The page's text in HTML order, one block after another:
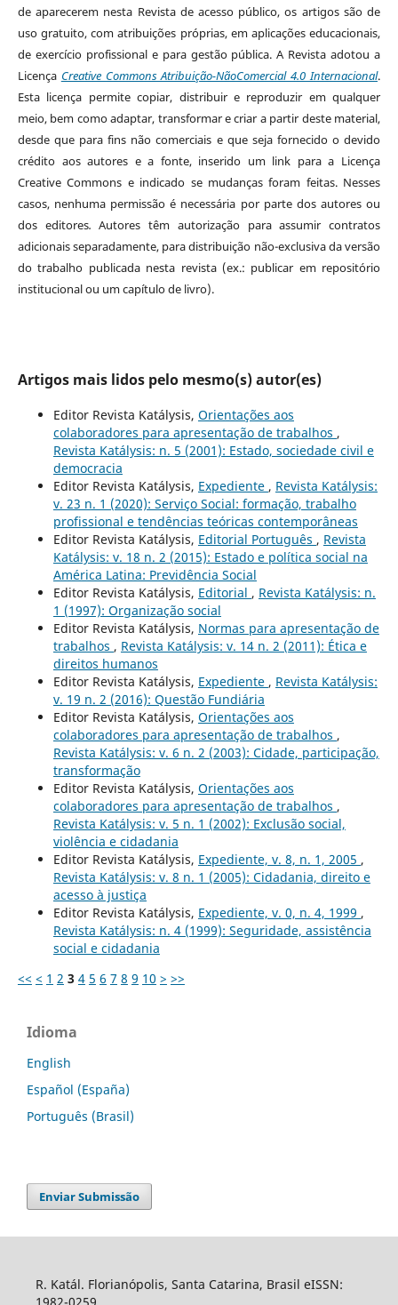
de aparecerem nesta Revista de acesso público, os artigos são de
uso gratuito, com atribuições próprias, em aplicações educacionais,
de exercício profissional e para gestão pública. A Revista adotou a
Licença Creative Commons Atribuição-NãoComercial 4.0 Internacional.
Esta licença permite copiar, distribuir e reproduzir em qualquer
meio, bem como adaptar, transformar e criar a partir deste material,
desde que para fins não comerciais e que seja fornecido o devido
crédito aos autores e a fonte, inserido um link para a Licença
Creative Commons e indicado se mudanças foram feitas. Nesses
casos, nenhuma permissão é necessária por parte dos autores ou
dos editores.Autores têm autorização para assumir contratos
adicionais separadamente, para distribuição não-exclusiva da versão
do trabalho publicada nesta revista (ex.: publicar em repositório
institucional ou um capítulo de livro).
Artigos mais lidos pelo mesmo(s) autor(es)
Editor Revista Katálysis, Orientações aos
colaboradores para apresentação de trabalhos ,
Revista Katálysis: n. 5 (2001): Estado, sociedade civil e
democracia
Editor Revista Katálysis, Expediente , Revista Katálysis:
v. 23 n. 1 (2020): Serviço Social: formação, trabalho
profissional e tendências teóricas contemporâneas
Editor Revista Katálysis, Editorial Português , Revista
Katálysis: v. 18 n. 2 (2015): Estado e política social na
América Latina: Previdência Social
Editor Revista Katálysis, Editorial , Revista Katálysis: n.
1 (1997): Organização social
Editor Revista Katálysis, Normas para apresentação de
trabalhos , Revista Katálysis: v. 14 n. 2 (2011): Ética e
direitos humanos
Editor Revista Katálysis, Expediente , Revista Katálysis:
v. 19 n. 2 (2016): Questão Fundiária
Editor Revista Katálysis, Orientações aos
colaboradores para apresentação de trabalhos ,
Revista Katálysis: v. 6 n. 2 (2003): Cidade, participação,
transformação
Editor Revista Katálysis, Orientações aos
colaboradores para apresentação de trabalhos ,
Revista Katálysis: v. 5 n. 1 (2002): Exclusão social,
violência e cidadania
Editor Revista Katálysis, Expediente, v. 8, n. 1, 2005 ,
Revista Katálysis: v. 8 n. 1 (2005): Cidadania, direito e
acesso à justiça
Editor Revista Katálysis, Expediente, v. 0, n. 4, 1999 ,
Revista Katálysis: n. 4 (1999): Seguridade, assistência
social e cidadania
<< < 1 2 3 4 5 6 7 8 9 10 > >>
Idioma
English
Español (España)
Português (Brasil)
Enviar Submissão
R. Katál. Florianópolis, Santa Catarina, Brasil eISSN: